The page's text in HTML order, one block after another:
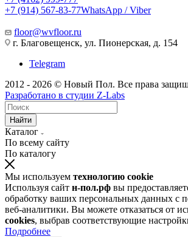
+7 (914) 567-83-77WhatsApp / Viber
floor@wvfloor.ru
г. Благовещенск, ул. Пионерская, д. 154
Telegram
2012 - 2026 © Новый Пол. Все права
Разработано в студии Z-Labs
Найти
Каталог
По всему сайту
По каталогу
Мы используем технологию cookie
Используя сайт н-пол.рф вы
обработку ваших персональных данных с
веб-аналитики. Вы можете отказаться от
cookies, выбрав соответствующие
Подробнее